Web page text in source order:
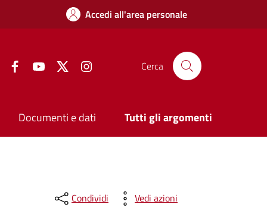
Accedi all'area personale
FacebookYouTube Twitter Cerca
Documenti e dati Tutti gli argomenti
Condividi Vedi azioni